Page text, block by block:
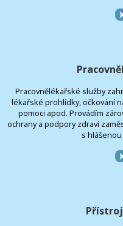
Pracovnělékařské služby
lékařské prohlídky, očkování
pomoci apod. Provádím
ochrany a podpory zdraví
s